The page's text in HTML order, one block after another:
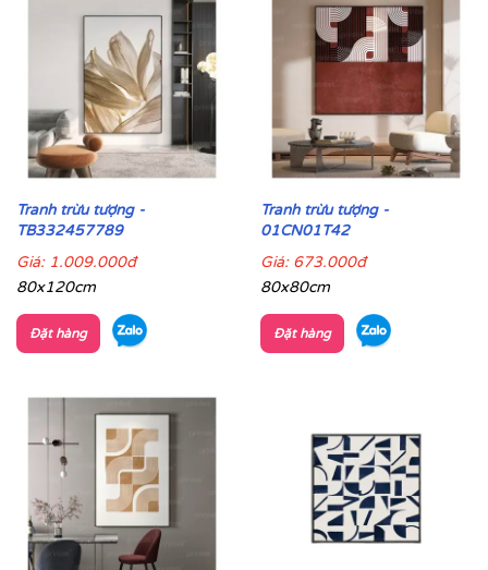
Tranh trừu tượng -
TB332457789
Giá: 1.009.000đ
80x120cm
Đặt hàng
Tranh trừu tượng -
01CN01T42
Giá: 673.000đ
80x80cm
Đặt hàng